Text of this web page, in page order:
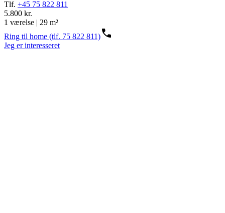
Tlf. +45 75 822 811
5.800 kr.
1 værelse | 29 m²
Ring til home (tlf. 75 822 811)
Jeg er interesseret